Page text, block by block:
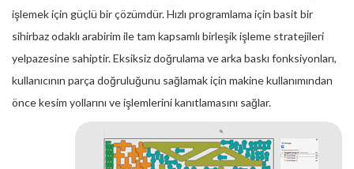
işlemek için güçlü bir çözümdür. Hızlı programlama için basit bir
sihirbaz odaklı arabirim ile tam kapsamlı birleşik işleme stratejileri
yelpazesine sahiptir. Eksiksiz doğrulama ve arka baskı fonksiyonları,
kullanıcının parça doğruluğunu sağlamak için makine kullanımından
önce kesim yollarını ve işlemlerini kanıtlamasını sağlar.